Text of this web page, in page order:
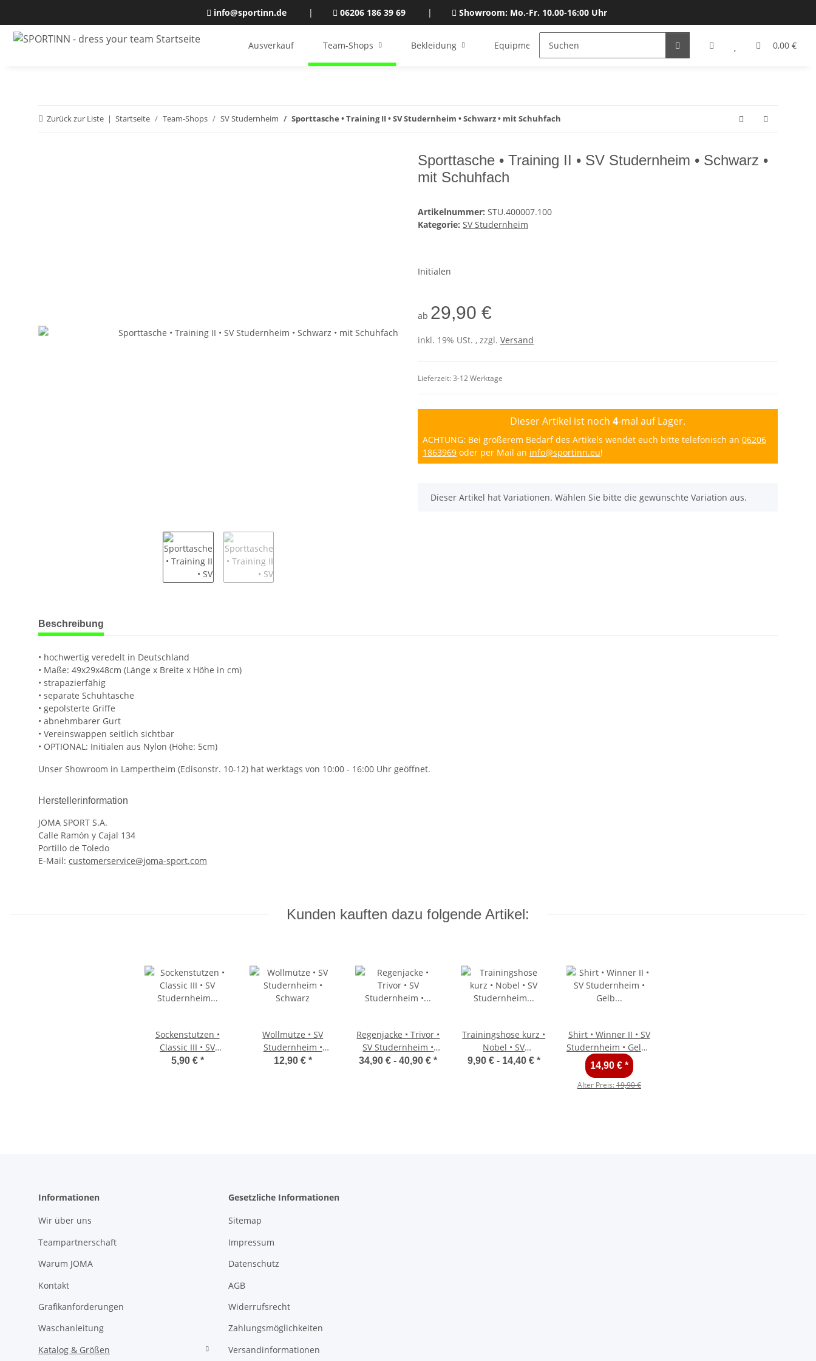
info@sportinn.de | 06206 186 39 69 | Showroom: Mo.-Fr. 10.00-16:00 Uhr
0,00 €
Ausverkauf Team-Shops Bekleidung Equipment Bälle Gutscheine
Katalog & Größen
Zurück zur Liste Startseite Team-Shops SV Studernheim Sporttasche • Training II • SV Studernheim • Schwarz • mit Schuhfach
Sporttasche • Training II • SV Studernheim • Schwarz •
mit Schuhfach
Artikelnummer: STU.400007.100
Kategorie: SV Studernheim
Initialen
ab 29,90 €
inkl. 19% USt. , zzgl. Versand
Lieferzeit:3-12 Werktage
Dieser Artikel ist noch 4-mal auf Lager.
ACHTUNG: Bei größerem Bedarf des Artikels wendet euch bitte telefonisch an 06206
1863969 oder per Mail an info@sportinn.eu!
x
Dieser Artikel hat Variationen. Wählen Sie bitte die gewünschte Variation aus.
weitere Registerkarten anzeigen
Beschreibung
• hochwertig veredelt in Deutschland
• Maße: 49x29x48cm (Länge x Breite x Höhe in cm)
• strapazierfähig
• separate Schuhtasche
• gepolsterte Griffe
• abnehmbarer Gurt
• Vereinswappen seitlich sichtbar
• OPTIONAL: Initialen aus Nylon (Höhe: 5cm)
Unser Showroom in Lampertheim (Edisonstr. 10-12) hat werktags von 10:00 - 16:00 Uhr geöffnet.
Herstellerinformation
JOMA SPORT S.A.
Calle Ramón y Cajal 134
Portillo de Toledo
E-Mail: customerservice@joma-sport.com
Kunden kauften dazu folgende Artikel:
Sockenstutzen •
Classic III • SV
Studernheim •
5,90 € *
Wollmütze • SV
Studernheim •
Schwarz
12,90 € *
Regenjacke • Trivor •
SV Studernheim •
Schwarz
34,90 € -40,90 €*
Trainingshose kurz •
Nobel • SV
Studernheim •
9,90 € - 14,40 € *
Shirt • Winner II • SV
Studernheim • Gelb •
Kurzarm
14,90 € *
Alter Preis:19,90 €
Informationen
Katalog & Größen
Wir über uns
Teampartnerschaft
Warum JOMA
Kontakt
Grafikanforderungen
Waschanleitung
Gesetzliche Informationen
Sitemap
Impressum
Datenschutz
AGB
Widerrufsrecht
Zahlungsmöglichkeiten
Versandinformationen